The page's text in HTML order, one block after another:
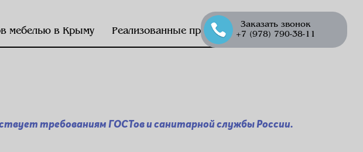
мебелью в Крыму Реализованные проекты
Заказать звонок
+7 (978) 790-38-11
требованиям ГОСТов и санитарной службы России.